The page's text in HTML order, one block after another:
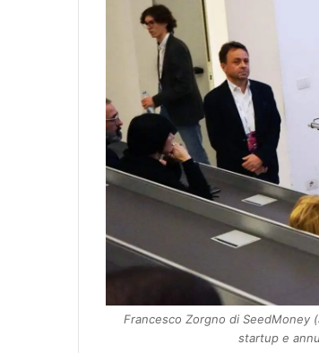
Francesco Zorgno di SeedMoney
startup e